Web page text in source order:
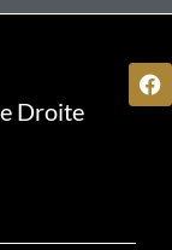
Droite